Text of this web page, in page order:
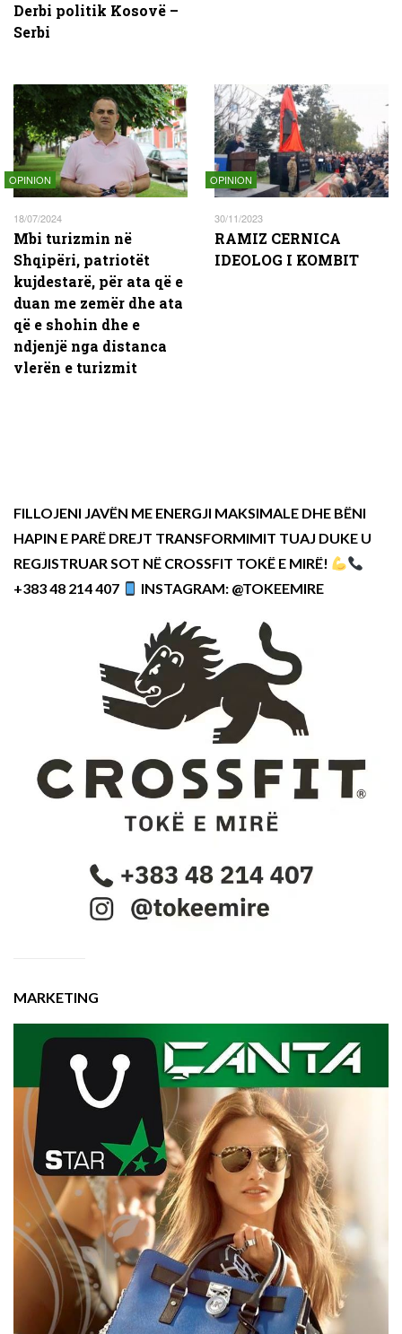
Derbi politik Kosovë –
Serbi
OPINION
18/07/2024
Mbi turizmin në
Shqipëri, patriotët
kujdestarë, për ata që e
duan me zemër dhe ata
që e shohin dhe e
ndjenjë nga distanca
vlerën e turizmit
OPINION
30/11/2023
RAMIZ CERNICA
IDEOLOG I KOMBIT
FILLOJENI JAVËN ME ENERGJI MAKSIMALE DHE BËNI
HAPIN E PARË DREJT TRANSFORMIMIT TUAJ DUKE U
REGJISTRUAR SOT NË CROSSFIT TOKË E MIRË!
+383 48 214 407
INSTAGRAM: @TOKEEMIRE
MARKETING